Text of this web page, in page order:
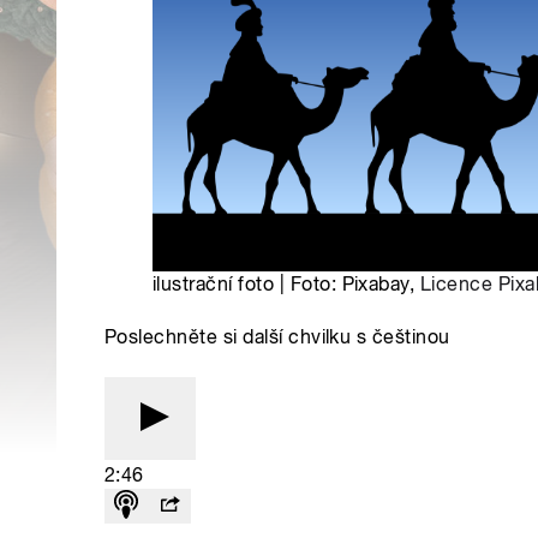
ilustrační foto | Foto: Pixabay, Licence
Poslechněte si další chvilku s češtinou
2:46